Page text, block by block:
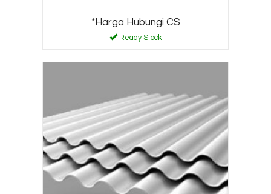
*Harga Hubungi CS
Ready Stock